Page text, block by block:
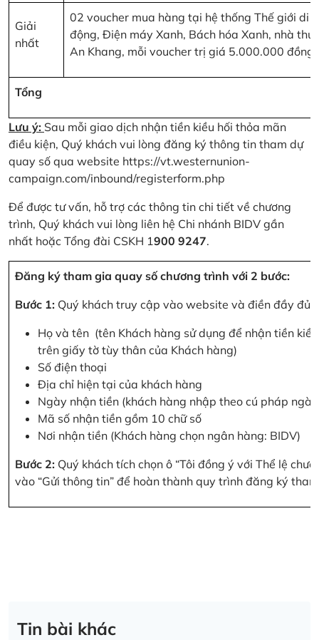
Giải
nhất
02 voucher mua hàng tại hệ thống Thế giới di
động, Điện máy Xanh, Bách hóa Xanh, nhà
An Khang, mỗi voucher trị giá 5.000.000 đồng
Tổng
Lưu ý: Sau mỗi giao dịch nhận tiền kiều hối thỏa mãn
điều kiện, Quý khách vui lòng đăng ký thông tin tham dự
quay số qua website https://vt.westernunion-
campaign.com/inbound/registerform.php
Để được tư vấn, hỗ trợ các thông tin chi tiết về chương
trình, Quý khách vui lòng liên hệ Chi nhánh BIDV gần
nhất hoặc Tổng đài CSKH 1900 9247.
Đăng ký tham gia quay số chương trình với 2 bước:
Bước 1: Quý khách truy cập vào website và điền đầy đủ
Họ và tên (tên Khách hàng sử dụng để nhận tiền
trên giấy tờ tùy thân của Khách hàng)
Số điện thoại
Địa chỉ hiện tại của khách hàng
Ngày nhận tiền (khách hàng nhập theo cú pháp
Mã số nhận tiền gồm 10 chữ số
Nơi nhận tiền (Khách hàng chọn ngân hàng: BIDV)
Bước 2: Quý khách tích chọn ô “Tôi đồng ý với Thể lệ
vào “Gửi thông tin” để hoàn thành quy trình đăng ký
Tin bài khác